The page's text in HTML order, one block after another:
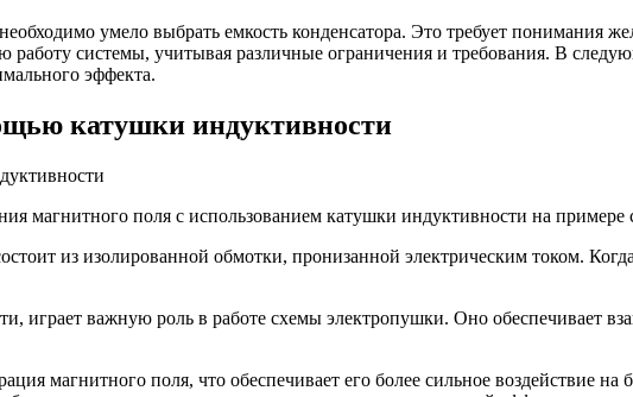
умело выбрать емкость конденсатора. Это требует понимания
работу системы, учитывая различные ограничения и требования. В
эффекта.
катушки индуктивности
магнитного поля с использованием катушки индуктивности на
из изолированной обмотки, пронизанной электрическим током.
играет важную роль в работе схемы электропушки. Оно обеспечивает
магнитного поля, что обеспечивает его более сильное воздействие на